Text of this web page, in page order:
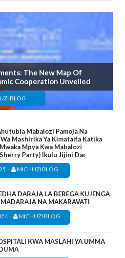
The New Map Of
Cooperation Unveiled
BLOG
Mabalozi Pamoja Na
Mashirika Ya Kimataifa Katika
Mpya Kwa Mabalozi
Party) Ikulu Jijini Dar
- MICHUZI BLOG
DARAJA LA BEREGA KUJENGA
NA MAKARAVATI
- MICHUZI BLOG
KWA MASLAHI YA UMMA